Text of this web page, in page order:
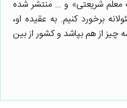
معلم شریعتی» و … منتشر شده
برخورد کنیم. به عقیده او،
از هم بپاشد و کشور از بین